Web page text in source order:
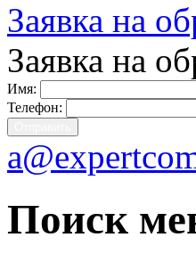
Заявка на
Заявка на
Имя:
Телефон:
Поиск